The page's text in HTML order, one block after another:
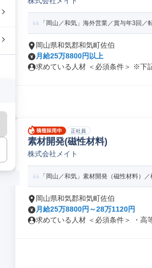
「岡山／和気」海外営業／賞与年3回／
岡山県和気郡和気町佐伯
月給25万8800円以上
求めている人材 ＜必須条件＞ ※下
正社員
素材開発(磁性材料)
株式会社メイト
「岡山／和気」素材開発（磁性材料）
岡山県和気郡和気町佐伯
月給25万8800円～28万1120円
求めている人材 ＜必須条件＞ ・高